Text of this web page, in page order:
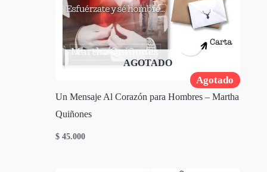
Agotado
AGOTADO
Un Mensaje Al Corazón para Hombres – Martha
Quiñones
$ 45.000